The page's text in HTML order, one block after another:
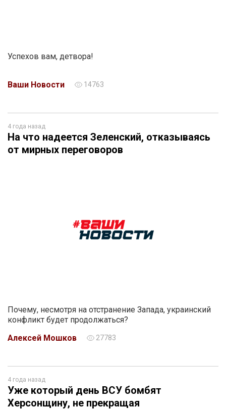
Успехов вам, детвора!
Ваши Новости 14763
4 года назад
На что надеется Зеленский, отказываясь
от мирных переговоров
Почему, несмотря на отстранение Запада, украинский
конфликт будет продолжаться?
Алексей Мошков
27783
4 года назад
Уже который день ВСУ бомбят
Херсонщину, не прекращая